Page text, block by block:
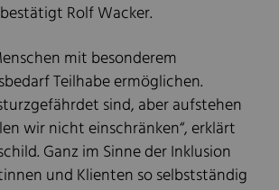
Rolf Wacker.
mit besonderem
Teilhabe ermöglichen.
sind, aber aufstehen
wir nicht einschränken“, erklärt
Ganz im Sinne der Inklusion
und Klienten so selbstständig